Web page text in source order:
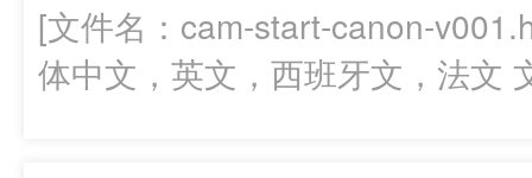
[文件名：cam-start-canon-
体中文，英文，西班牙文，法文